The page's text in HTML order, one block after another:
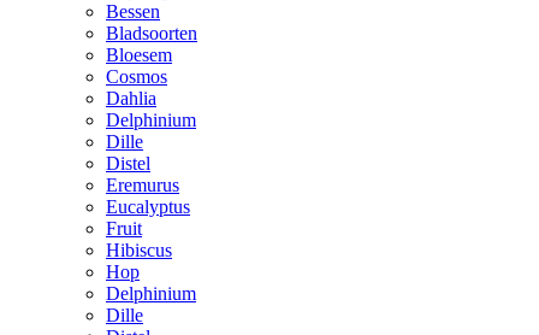
Bessen
Bladsoorten
Bloesem
Cosmos
Dahlia
Delphinium
Dille
Distel
Eremurus
Eucalyptus
Fruit
Hibiscus
Hop
Delphinium
Dille